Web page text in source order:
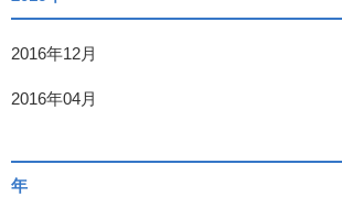
2016年12月
2016年04月
年